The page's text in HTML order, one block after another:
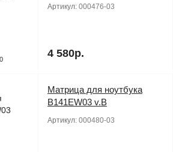
0
Артикул: 000476-03
4 580р.
Матрица для ноутбука
B141EW03 v.B
Артикул: 000480-03